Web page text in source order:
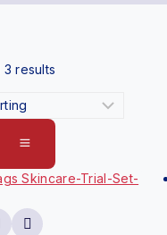
3 results